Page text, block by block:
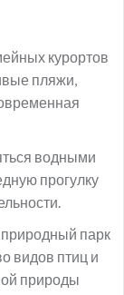
курортов
пляжи,
водными
прогулку
парк
видов птиц и
природы